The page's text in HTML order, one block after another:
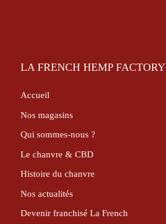
LA FRENCH HEMP FACTORY
Accueil
Nos magasins
Qui sommes-nous ?
Le chanvre & CBD
Histoire du chanvre
Nos actualités
Devenir franchisé La French